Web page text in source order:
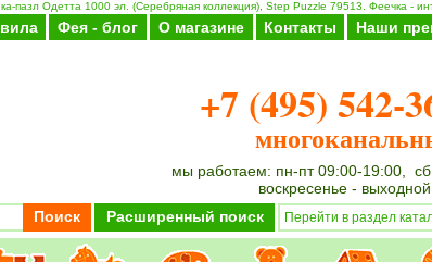
пазл Одетта 1000 эл. (Серебряная коллекция), Step Puzzle 79513. Феечка -
Фея - блог О магазине Контакты Наши
+7 (495) 542-
мы работаем: пн-пт 09:00-19:00,
воскресенье - выходной
Поиск Расширенный поиск